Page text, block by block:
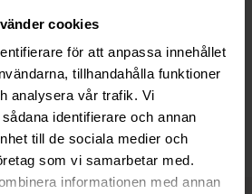
cookies
för att anpassa innehållet
tillhandahålla funktioner
analysera vår trafik. Vi
identifierare och annan
till de sociala medier och
som vi samarbetar med.
informationen med annan
& återförsäljare
för en proffsig servering
dig som driver restaurang eller